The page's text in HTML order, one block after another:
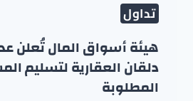
تداول
هيئة أسواق المال تُعلن
دلقان العقارية لتسليم
المطلوبة